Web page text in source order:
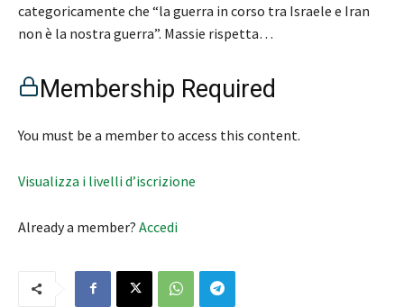
categoricamente che “la guerra in corso tra Israele e Iran
non è la nostra guerra”. Massie rispetta…
Membership Required
You must be a member to access this content.
Visualizza i livelli d’iscrizione
Already a member? Accedi